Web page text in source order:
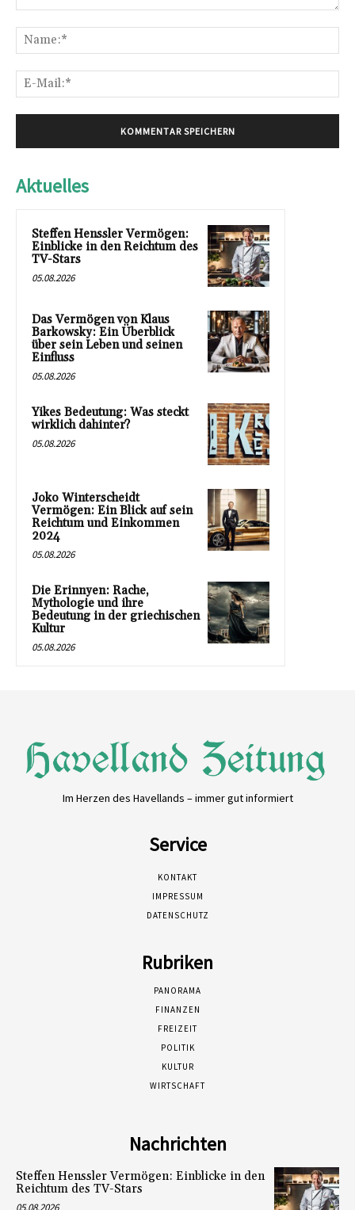
Aktuelles
Steffen Henssler Vermögen:
Einblicke in den Reichtum des
TV-Stars
05.08.2026
Das Vermögen von Klaus
Barkowsky: Ein Überblick
über sein Leben und seinen
Einfluss
05.08.2026
Yikes Bedeutung: Was steckt
wirklich dahinter?
05.08.2026
Joko Winterscheidt
Vermögen: Ein Blick auf sein
Reichtum und Einkommen
2024
05.08.2026
Die Erinnyen: Rache,
Mythologie und ihre
Bedeutung in der griechischen
Kultur
05.08.2026
Im Herzen des Havellands – immer gut informiert
Service
KONTAKT
IMPRESSUM
DATENSCHUTZ
Rubriken
PANORAMA
FINANZEN
FREIZEIT
POLITIK
KULTUR
WIRTSCHAFT
Nachrichten
Steffen Henssler Vermögen: Einblicke in den
Reichtum des TV-Stars
05.08.2026